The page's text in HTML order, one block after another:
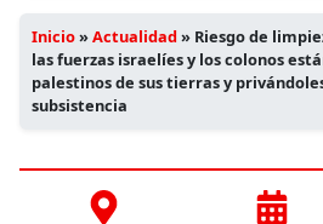
Inicio»Actualidad» Riesgo de
las fuerzas israelíes y los colonos
palestinos de sus tierras y
subsistencia